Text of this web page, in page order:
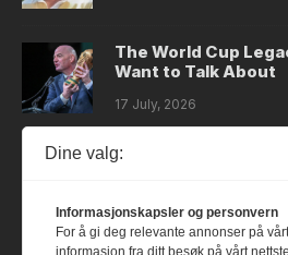
The World Cup
Want to Talk About
17 July, 2026
Dystopia
Dine valg:
Informasjonskapsler og personvern
For å gi deg relevante annonser på
informasjon fra ditt besøk på vårt